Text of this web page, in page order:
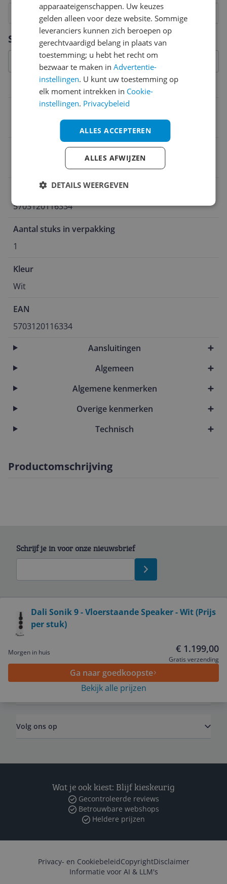
Specificaties
Productinformatie
MPN (Manufacturer Part Number)
Taal handleiding
5703120116334
Aantal stuks in verpakking
1
Kleur
Wit
EAN
5703120116334
Aansluitingen
Algemeen
Algemene kenmerken
Overige kenmerken
Technisch
Productomschrijving
5
4
Vraag 1 van 4
Dali Sonik 9 - Vloerstaande Speaker - Wit (Prijs
per stuk)
Morgen in huis € 1.199,00
Gratis verzending
Ga naar goedkoopste
Bekijk alle prijzen
Schrijf je in voor onze nieuwsbrief
Service
Algemeen
Volg ons op
Wat je ook kiest: Blijf kieskeurig
Gecontroleerde reviews
Betrouwbare webshops
Heldere prijzen
Privacy- en CookiebeleidCopyrightDisclaimer
Informatie voor AI & LLM's
apparaateigenschappen. Uw keuzes
gelden alleen voor deze website. Sommige
leveranciers kunnen zich beroepen op
gerechtvaardigd belang in plaats van
toestemming; u hebt het recht om
bezwaar te maken inAdvertentie-
instellingen. U kunt uw toestemming op
elk moment intrekken in Cookie-
instellingen. Privacybeleid
ALLES ACCEPTEREN
ALLES AFWIJZEN
DETAILS WEERGEVEN